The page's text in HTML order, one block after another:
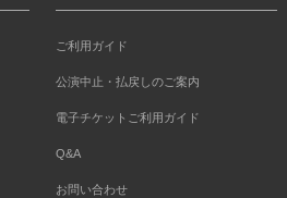
ご利用ガイド
公演中止・払戻しのご案内
電子チケットご利用ガイド
Q&A
お問い合わせ